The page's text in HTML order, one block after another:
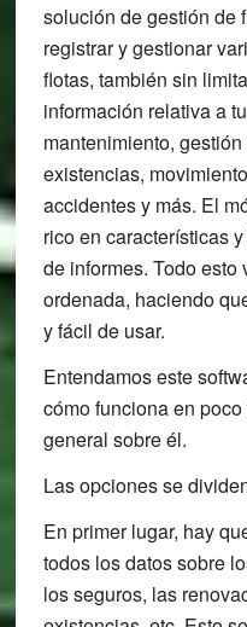
solución de gestión de
registrar y gestionar
flotas, también sin
información relativa a
mantenimiento,
existencias,
accidentes y más. El
rico en características
de informes. Todo esto
ordenada, haciendo
y fácil de usar.
Entendamos este
cómo funciona en
general sobre él.
Las opciones se
En primer lugar, hay
todos los datos sobre
los seguros, las